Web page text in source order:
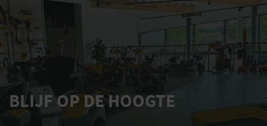
BLIJF OP DE HOOGTE